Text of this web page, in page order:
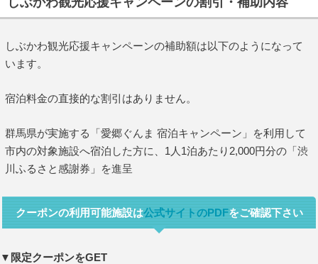
しぶかわ観光応援キャンペーンの補助額は以下のようになって
います。
宿泊料金の直接的な割引はありません。
群馬県が実施する「愛郷ぐんま 宿泊キャンペーン」を利用して
市内の対象施設へ宿泊した方に、1人1泊あたり2,000円分の「渋
川ふるさと感謝券」を進呈
クーポンの利用可能施設は公式サイトのPDFをご確認下さい
▼限定クーポンをGET